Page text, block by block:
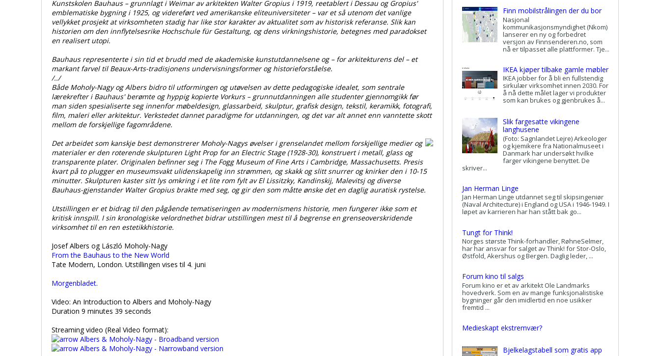
Kunstskolen Bauhaus – grunnlagt i Weimar av arkitekten Walter Gropius i 1919, reetablert i Dessau og Gropius'
emblematiske bygning i 1925, og videreført ved amerikanske eliteuniversiteter – var et så utenom det vanlige
vellykket prosjekt at virksomheten stadig har like stor karakter av aktualitet som av historisk referanse. Slik kan
historien om den innflytelsesrike Hochschule für Gestaltung, og dens virkningshistorie, betegnes med paradokset
en realisert utopi.
Bauhaus representerte i sin tid et brudd med de akademiske kunstutdannelsene og – for arkitekturens del – et
markant farvel til Beaux-Arts-tradisjonens undervisningsformer og historieforståelse.
/../
Både Moholy-Nagy og Albers bidro til utformingen og utøvelsen av dette pedagogiske idealet, som sentrale
lærekrefter i Bauhaus' berømte og hyppig kopierte Vorkurs – grunnutdanningen alle studenter gjennomgikk før
man siden spesialiserte seg innenfor møbeldesign, glassarbeid, skulptur, grafisk design, tekstil, keramikk, fotografi,
film, maleri eller arkitektur. Verkstedet dannet paradigme for utdanningen, og det var alt annet enn vanntette skott
mellom de forskjellige fagområdene.
Det arbeidet som kanskje best demonstrerer Moholy-Nagys øvelser i grenselandet mellom forskjellige medier og
materialer er den roterende skulpturen Light Prop for an Electric Stage (1928-30), konstruert i metall, glass og
transparente plater. Originalen befinner seg i The Fogg Museum of Fine Arts i Cambridge, Massachusetts. Presis
kvart på to plugger en museumsvakt ulidenskapelig inn strømmen, og skakk og slitt snurrer og knirker den i 10-15
minutter. Skulpturen kaster sitt lys omkring i et lite rom fylt av El Lissitzky, Kandinskij, Malevitsj og diverse
Bauhaus-gjenstander Walter Gropius brakte med seg, og gir den som måtte ønske det en daglig auratisk rystelse.
Utstillingen er et bidrag til den pågående tematiseringen av modernismens historie, men fungerer ikke som et
kritisk innspill. I sin kronologiske velordnethet bidrar utstillingen mest til å begrense en grenseoverskridende
virksomhet til en ren estetikkhistorie.
Josef Albers og László Moholy-Nagy
From the Bauhaus to the New World
Tate Modern, London. Utstillingen vises til 4. juni
Morgenbladet.
Video: An Introduction to Albers and Moholy-Nagy
Duration 9 minutes 39 seconds
Streaming video (Real Video format):
Albers & Moholy-Nagy - Broadband version
Albers & Moholy-Nagy - Narrowband version
Finn mobilstrålingen der du bor
Nasjonal
kommunikasjonsmyndighet (Nkom)
lanserer en ny og forbedret
versjon av Finnsenderen.no, som
nå er tilpasset alle plattformer. Tje...
IKEA kjøper tilbake gamle møbler
IKEA jobber for å bli en fullstendig
sirkulær virksomhet innen 2030. For
å nå dette målet lager vi produkter
som kan brukes og gjenbrukes å...
Slik fargesatte vikingene
langhusene
(Foto: Sagnlandet Lejre) Arkeologer
og kjemikere fra Nationalmuseet i
Danmark har undersøkt hvilke
farger vikingene benyttet. De
skriver...
Jan Herman Linge
Jan Herman Linge utdannet seg til skipsingeniør
(Naval Architecture) i England og USA i 1946-1949. I
løpet av karrieren har han stått bak go...
Tungt for Think!
Norges største Think-forhandler, RøhneSelmer,
har har ansvar for salget av Think! for Stor-Oslo,
Østfold, Akershus og Bergen. Daglig leder, ...
Forum kino til salgs
Forum kino er et av arkitekt Ole Landmarks
hovedverk. Som en av mange funksjonalistiske
bygninger går den imidlertid en noe usikker
fremtid ...
Medieskapt ekstremvær?
Bjelkelagstabell som gratis app